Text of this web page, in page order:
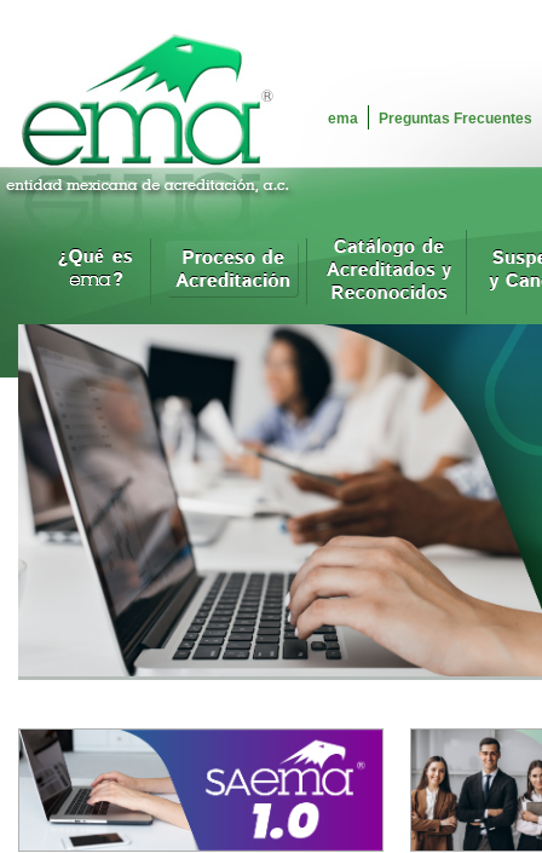
ema Preguntas Frecuentes